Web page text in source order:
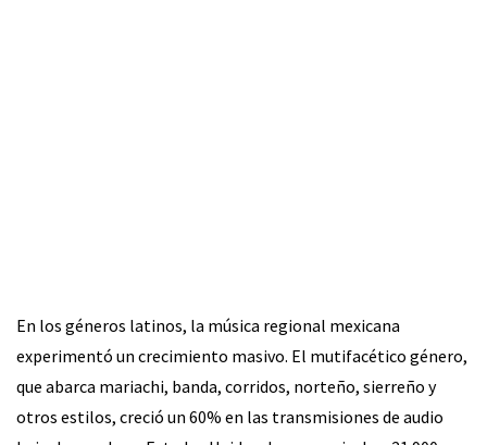
En los géneros latinos, la música regional mexicana
experimentó un crecimiento masivo. El mutifacético género,
que abarca mariachi, banda, corridos, norteño, sierreño y
otros estilos, creció un 60% en las transmisiones de audio